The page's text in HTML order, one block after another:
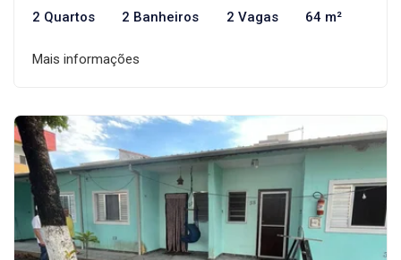
2 Quartos 2 Banheiros 2 Vagas 64 m²
Mais informações